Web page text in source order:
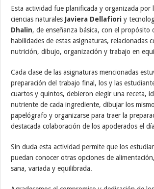
Esta actividad fue planificada y organizada por
ciencias naturales Javiera Dellafiori y
Dhalin, de enseñanza básica, con el propósito
habilidades de estas asignaturas, relacionadas
nutrición, dibujo, organización y trabajo en
Cada clase de las asignaturas mencionadas
preparación del trabajo final, los y las
cuartos y quintos, debieron elegir una receta,
nutriente de cada ingrediente, dibujar los
papelógrafo y organizarse para traer la
destacada colaboración de los apoderados el
Sin duda esta actividad permite que los
puedan conocer otras opciones de
sana, variada y equilibrada.